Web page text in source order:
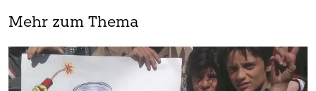
Mehr zum Thema